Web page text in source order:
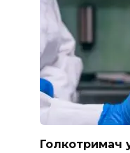
Голкотримач